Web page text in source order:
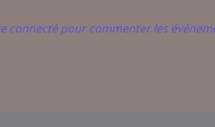
connecté pour commenter les